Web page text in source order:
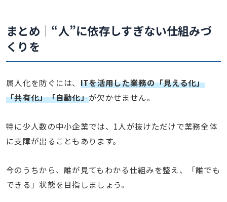
まとめ｜“人”に依存しすぎない仕組みづ
くりを
属人化を防ぐには、 ITを活用した業務の「見える化」
「共有化」「自動化」が欠かせません。
特に少人数の中小企業では、1人が抜けただけで業務全体
に支障が出ることもあります。
今のうちから、誰が見てもわかる仕組みを整え、「誰でも
できる」状態を目指しましょう。